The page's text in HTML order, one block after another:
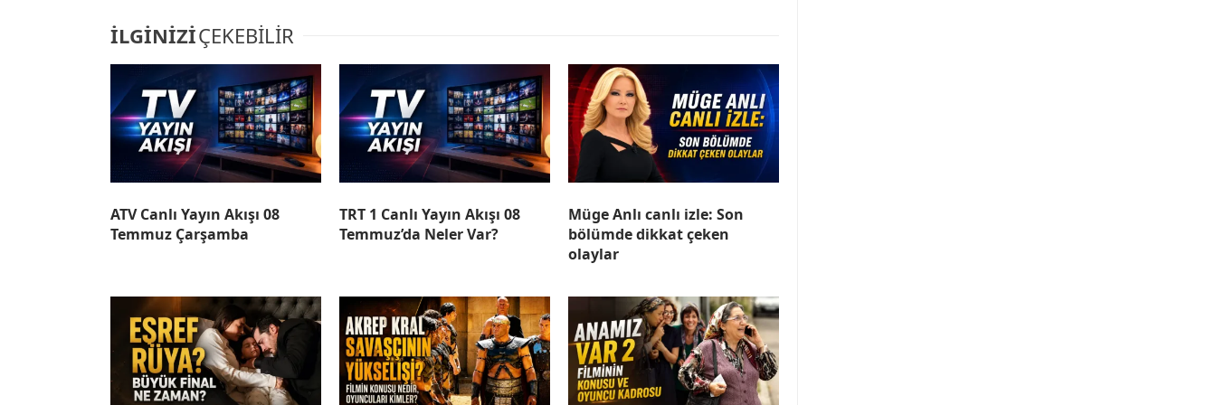
İLGİNİZİÇEKEBİLİR
ATV Canlı Yayın Akışı 08
Temmuz Çarşamba
TRT 1 Canlı Yayın Akışı 08
Temmuz’da Neler Var?
Müge Anlı canlı izle: Son
bölümde dikkat çeken
olaylar